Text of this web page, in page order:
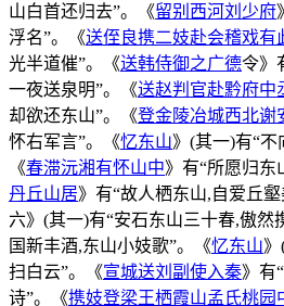
山白首还归去”。《留别西河刘少府
浮名”。《送侄良携二妓赴会稽戏有
光半道催”。《送韩侍御之广德令》
一夜送泉明”。《送赵判官赴黔府中
却欲还东山”。《登金陵冶城西北谢
怀右军言”。《忆东山》(其一)有“不
《春滞沅湘有怀山中》有“所愿归东
丹丘山居》有“故人栖东山,自爱丘
六》(其一)有“安石东山三十春,傲然
国新丰酒,东山小妓歌”。《忆东山
扫白云”。《宣城送刘副使入秦》有
诗”。《携妓登梁王栖霞山孟氏桃园